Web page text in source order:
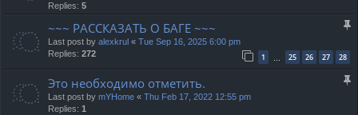
Replies: 5
~~~ РАССКАЗАТЬ О БАГЕ ~~~
Last post by alexkrul « Tue Sep 16, 2025 6:00 pm
Replies: 272 1 … 25 26 27 28
Это необходимо отметить.
Last post by mYHome « Thu Feb 17, 2022 12:55 pm
Replies: 1